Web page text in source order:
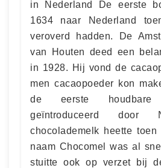
in Nederland De eerste
1634 naar Nederland
veroverd hadden. De
van Houten deed een
in 1928. Hij vond de
men cacaopoeder kon
de eerste houdbare
geïntroduceerd door
chocolademelk heette
naam Chocomel was al
stuitte ook op verzet bij